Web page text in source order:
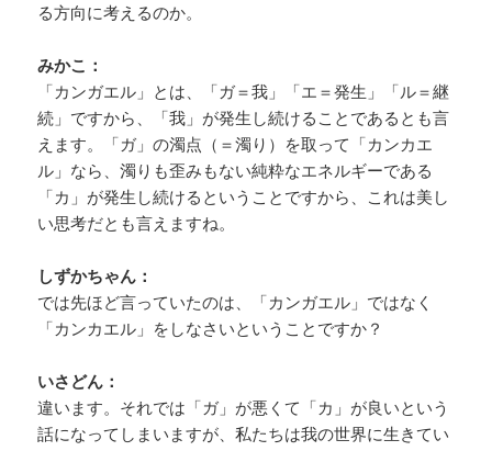
る方向に考えるのか。
みかこ：
「カンガエル」とは、「ガ＝我」「エ＝発生」「ル＝継
続」ですから、「我」が発生し続けることであるとも言
えます。「ガ」の濁点（＝濁り）を取って「カンカエ
ル」なら、濁りも歪みもない純粋なエネルギーである
「カ」が発生し続けるということですから、これは美し
い思考だとも言えますね。
しずかちゃん：
では先ほど言っていたのは、「カンガエル」ではなく
「カンカエル」をしなさいということですか？
いさどん：
違います。それでは「ガ」が悪くて「カ」が良いという
話になってしまいますが、私たちは我の世界に生きてい